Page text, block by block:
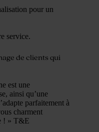
pour un
service.
de clients qui
est une
ainsi qu’une
parfaitement à
charment
! » T&E